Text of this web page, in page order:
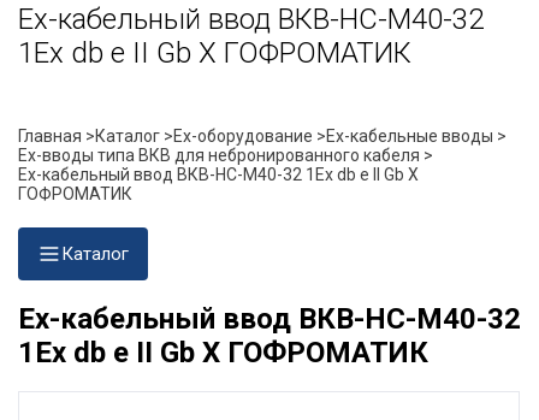
Ех-кабельный ввод ВКВ-НС-М40-32
1Ex db e II Gb X ГОФРОМАТИК
Главная >Каталог >Ex-оборудование >Ex-кабельные вводы >
Ex-вводы типа ВКВ для небронированного кабеля >
Ех-кабельный ввод ВКВ-НС-М40-32 1Ex db e II Gb X
ГОФРОМАТИК
Каталог
Ех-кабельный ввод ВКВ-НС-М40-32
1Ex db e II Gb X ГОФРОМАТИК